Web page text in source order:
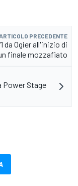
PRECEDENTE
da Ogier all'inizio di
finale mozzafiato
Power Stage